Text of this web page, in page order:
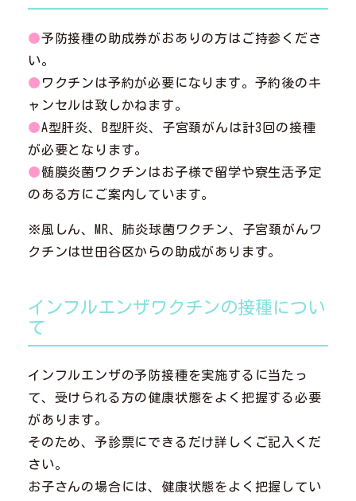
●予防接種の助成券がおありの方はご持参くださ
い。
● ワクチンは予約が必要になります。予約後のキ
ャンセルは致しかねます。
●A型肝炎、B型肝炎、子宮頚がんは計3回の接種
が必要となります。
●髄膜炎菌ワクチンはお子様で留学や寮生活予定
のある方にご案内しています。
※風しん、MR、肺炎球菌ワクチン、子宮頚がんワ
クチンは世田谷区からの助成があります。
インフルエンザワクチンの接種につい
て
インフルエンザの予防接種を実施するに当たっ
て、受けられる方の健康状態をよく把握する必要
があります。
そのため、予診票にできるだけ詳しくご記入くだ
さい。
お子さんの場合には、健康状態をよく把握してい